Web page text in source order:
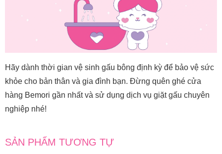
Hãy dành thời gian vệ sinh gấu bông định kỳ để bảo vệ sức
khỏe cho bản thân và gia đình bạn. Đừng quên ghé cửa
hàng Bemori gần nhất và sử dụng dịch vụ giặt gấu chuyên
nghiệp nhé!
SẢN PHẨM TƯƠNG TỰ